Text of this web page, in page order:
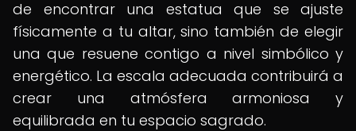
de encontrar una estatua que se ajuste
físicamente a tu altar, sino también de elegir
una que resuene contigo a nivel simbólico y
energético. La escala adecuada contribuirá a
crear una atmósfera armoniosa y
equilibrada en tu espacio sagrado.